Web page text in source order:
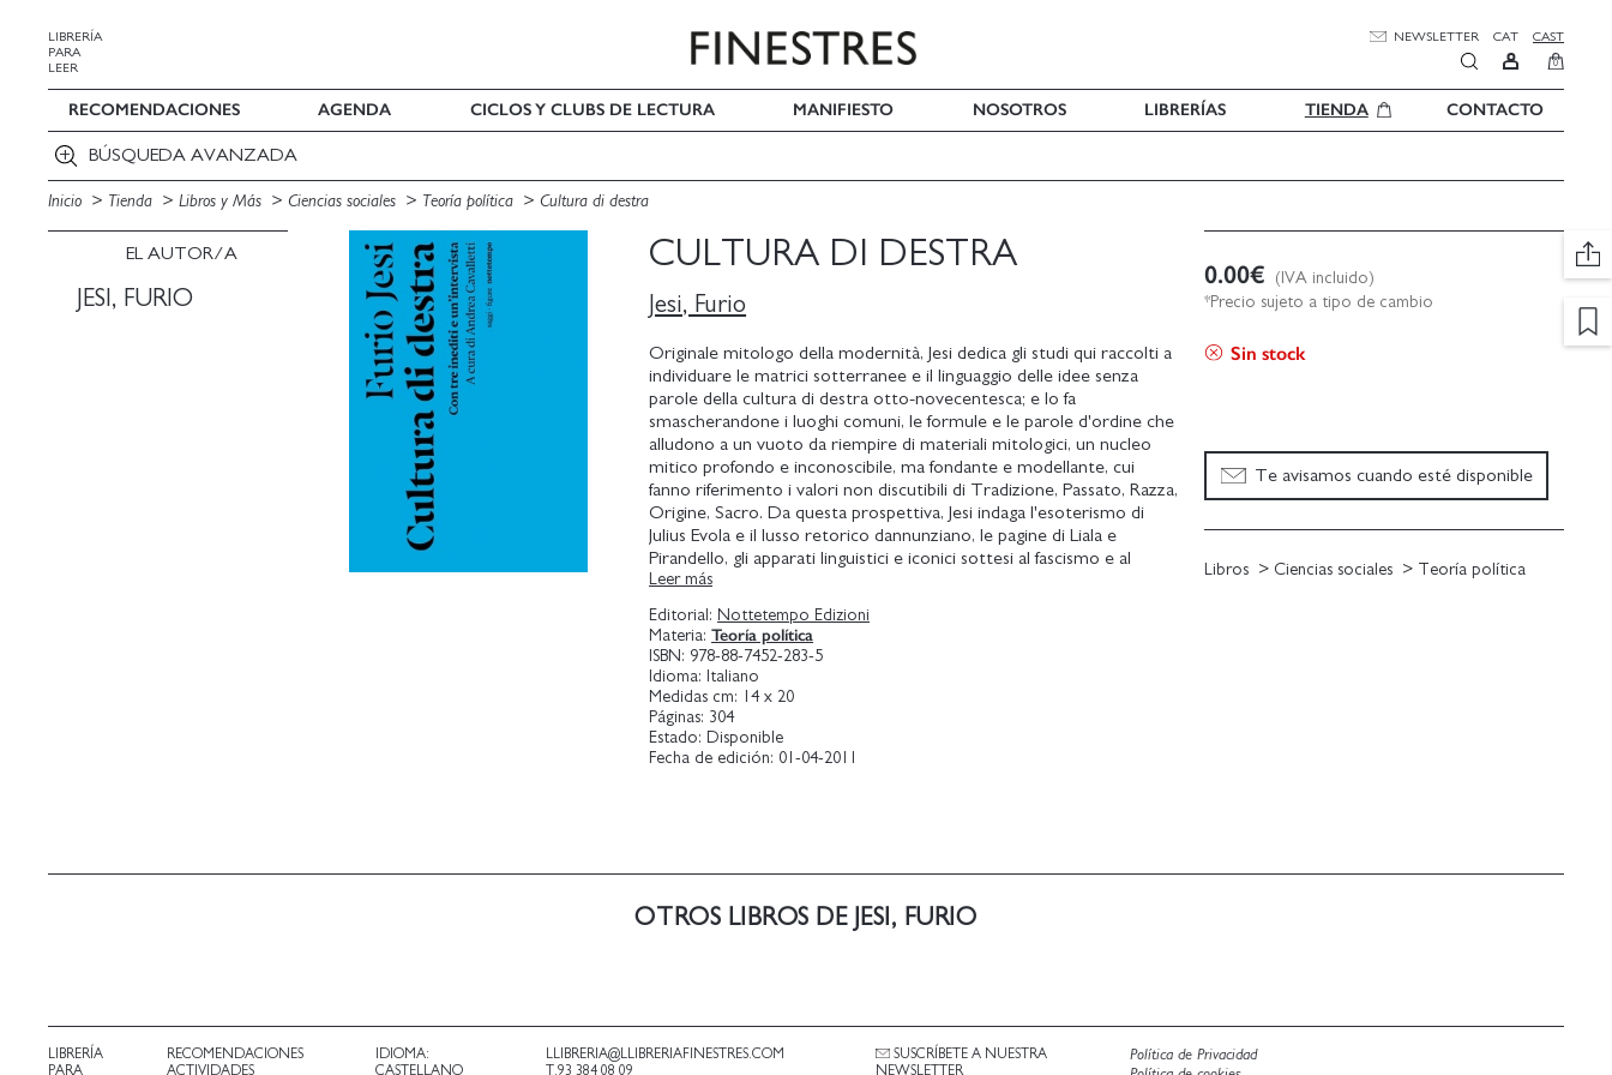
LIBRERÍA
PARA
LEER
NEWSLETTER CAT CAST
0
RECOMENDACIONES AGENDA CICLOS Y CLUBS DE LECTURA MANIFIESTO NOSOTROS LIBRERÍAS TIENDA CONTACTO
BÚSQUEDA AVANZADA
Inicio Tienda Libros y Más Ciencias sociales Teoría política Cultura di destra
EL AUTOR/A
JESI, FURIO
CULTURA DI DESTRA
Jesi, Furio
Originale mitologo della modernità, Jesi dedica gli studi qui raccolti a
individuare le matrici sotterranee e il linguaggio delle idee senza
parole della cultura di destra otto-novecentesca; e lo fa
smascherandone i luoghi comuni, le formule e le parole d'ordine che
alludono a un vuoto da riempire di materiali mitologici, un nucleo
mitico profondo e inconoscibile, ma fondante e modellante, cui
fanno riferimento i valori non discutibili di Tradizione, Passato, Razza,
Origine, Sacro. Da questa prospettiva, Jesi indaga l'esoterismo di
Julius Evola e il lusso retorico dannunziano, le pagine di Liala e
Pirandello, gli apparati linguistici e iconici sottesi al fascismo e al
neofascismo, al nazismo e al razzismo. Questa nuova edizione di un
Leer más
Editorial: Nottetempo Edizioni
Materia:Teoría política
ISBN: 978-88-7452-283-5
Idioma: Italiano
Medidas cm: 14 x 20
Páginas: 304
Estado: Disponible
Fecha de edición: 01-04-2011
0.00€
(IVA incluido)
*Precio sujeto a tipo de cambio
Sin stock
Te avisamos cuando esté disponible
Libros Ciencias sociales Teoría política
OTROS LIBROS DE JESI, FURIO
LIBRERÍA
PARA
RECOMENDACIONES
ACTIVIDADES
IDIOMA:
CASTELLANO
LLIBRERIA@LLIBRERIAFINESTRES.COM
T.93 384 08 09
SUSCRÍBETE A NUESTRA
NEWSLETTER
Política de Privacidad